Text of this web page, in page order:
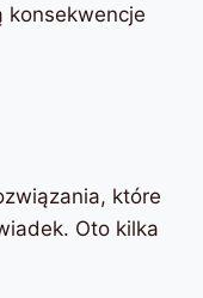
konsekwencje
które
Oto kilka